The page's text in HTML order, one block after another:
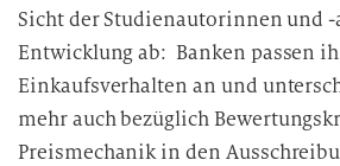
Sicht der Studienautorinnen und
Entwicklung ab: Banken passen
Einkaufsverhalten an und
mehr auch bezüglich
Preismechanik in den